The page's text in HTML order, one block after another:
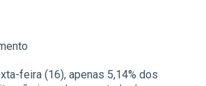
feira (16), apenas 5,14% dos